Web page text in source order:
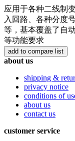
应用于各种二线制
入回路、各种分度
等，基本覆盖了自
等功能要求
about us
shipping &
privacy notice
conditions of
about us
contact us
customer service